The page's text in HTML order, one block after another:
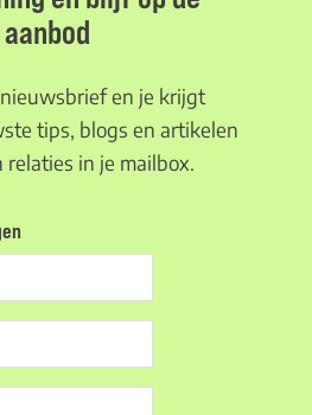
en je krijgt
tips, blogs en artikelen
in je mailbox.